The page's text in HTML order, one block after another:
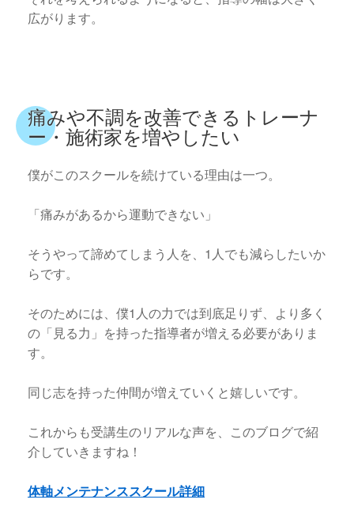
広がります。
痛みや不調を改善できるトレーナ
ー・施術家を増やしたい
僕がこのスクールを続けている理由は一つ。
「痛みがあるから運動できない」
そうやって諦めてしまう人を、1人でも減らしたいか
らです。
そのためには、僕1人の力では到底足りず、より多く
の「見る力」を持った指導者が増える必要がありま
す。
同じ志を持った仲間が増えていくと嬉しいです。
これからも受講生のリアルな声を、このブログで紹
介していきますね！
体軸メンテナンススクール詳細